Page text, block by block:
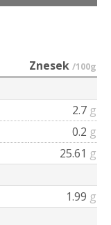
Znesek /100g
2.7 g
0.2 g
25.61 g
1.99 g